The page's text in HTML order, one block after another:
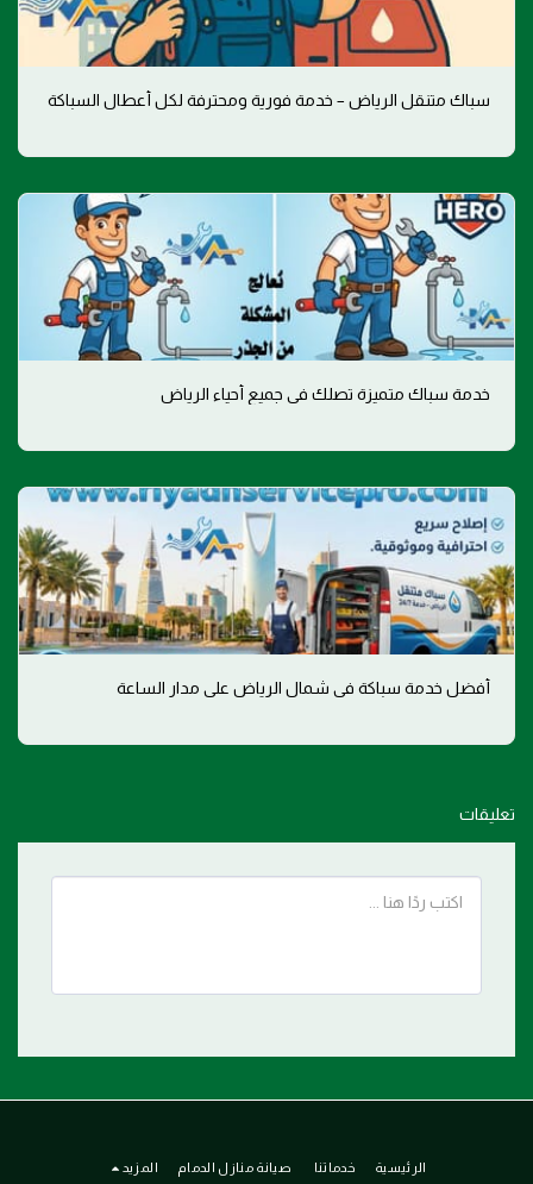
سباك متنقل الرياض – خدمة فورية ومحترفة لكل أعطال السباكة
خدمة سباك متميزة تصلك في جميع أحياء الرياض
أفضل خدمة سباكة في شمال الرياض على مدار الساعة
تعليقات
الرئيسية خدماتنا صيانة منازل الدمام المزيد